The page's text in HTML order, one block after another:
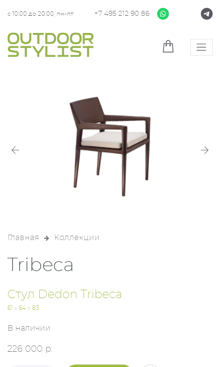
с 10:00 до 20:00, пн-пт +7 495 212 90 86
Главная Коллекции
Tribeca
Cтул Dedon Tribeca
61 x 64 x 83
В наличии
226 000 р.